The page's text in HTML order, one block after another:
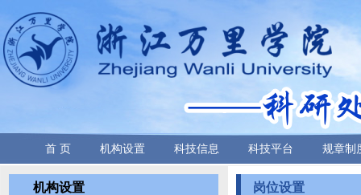
首 页 机构设置 科技信息 科技平台 规章制
机构设置 岗位设置